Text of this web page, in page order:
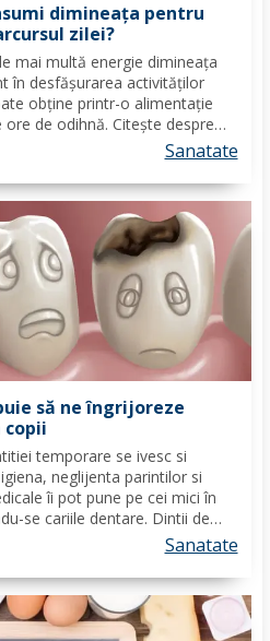
dimineața pentru
zilei?
mai multă energie dimineața
în desfășurarea activităților
obține printr-o alimentație
de odihnă. Citește despre
energie dimineața. În general,
Sanatate
să ne îngrijoreze
temporare se ivesc si
neglijenta parintilor si
îi pot pune pe cei mici în
se cariile dentare. Dintii de
celor permanenti,
structura...
Sanatate